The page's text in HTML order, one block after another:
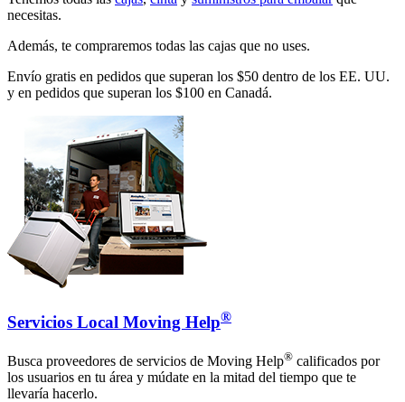
necesitas.
Además, te compraremos todas las cajas que no uses.
Envío gratis en pedidos que superan los $50 dentro de los EE. UU.
y en pedidos que superan los $100 en Canadá.
Servicios Local Moving Help®
Busca proveedores de servicios de Moving Help® calificados por
los usuarios en tu área y múdate en la mitad del tiempo que te
llevaría hacerlo.